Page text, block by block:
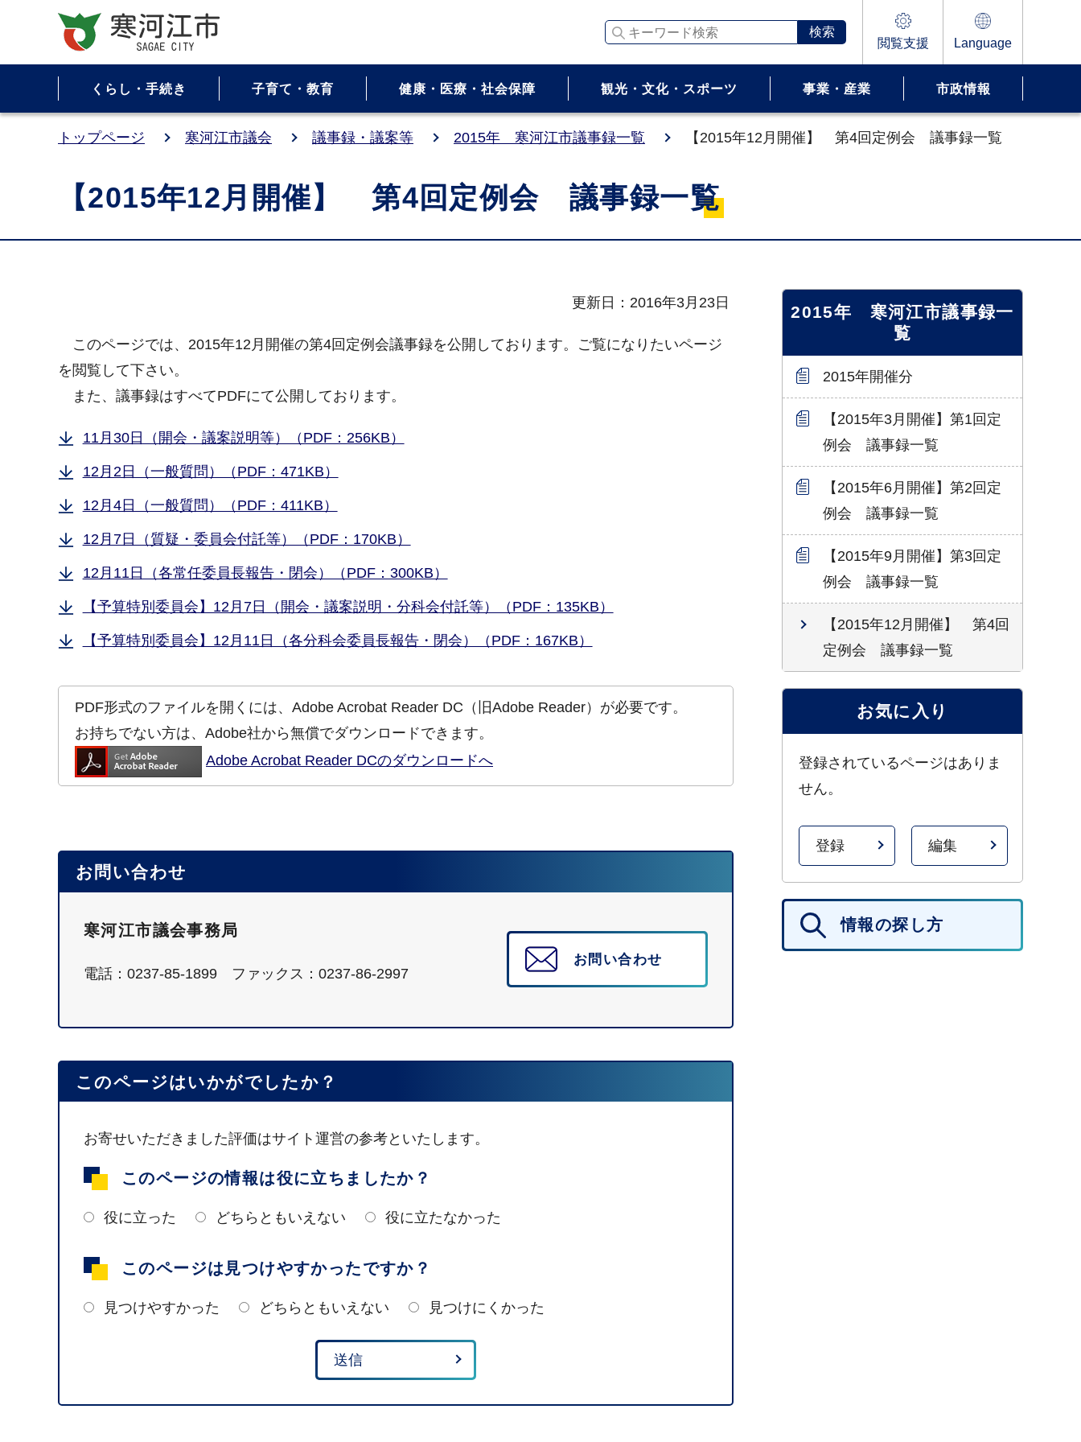
キーワード検索
閲覧支援 Language
くらし・手続き 子育て・教育 健康・医療・社会保障 観光・文化・スポーツ 事業・産業 市政情報
トップページ 寒河江市議会 議事録・議案等 2015年 寒河江市議事録一覧 【2015年12月開催】 第4回定例会 議事録一覧
【2015年12月開催】 第4回定例会 議事録一覧
更新日：2016年3月23日
このページでは、2015年12月開催の第4回定例会議事録を公開しております。ご覧になりたいページ
を閲覧して下さい。
また、議事録はすべてPDFにて公開しております。
11月30日（開会・議案説明等）（PDF：256KB）
12月2日（一般質問）（PDF：471KB）
12月4日（一般質問）（PDF：411KB）
12月7日（質疑・委員会付託等）（PDF：170KB）
12月11日（各常任委員長報告・閉会）（PDF：300KB）
【予算特別委員会】12月7日（開会・議案説明・分科会付託等）（PDF：135KB）
【予算特別委員会】12月11日（各分科会委員長報告・閉会）（PDF：167KB）
PDF形式のファイルを開くには、Adobe Acrobat Reader DC（旧Adobe Reader）が必要です。
お持ちでない方は、Adobe社から無償でダウンロードできます。
Adobe Acrobat Reader DCのダウンロードへ
お問い合わせ
寒河江市議会事務局
電話：0237-85-1899 ファックス：0237-86-2997
お問い合わせ
このページはいかがでしたか？
お寄せいただきました評価はサイト運営の参考といたします。
このページの情報は役に立ちましたか？
役に立った どちらともいえない 役に立たなかった
このページは見つけやすかったですか？
見つけやすかった どちらともいえない 見つけにくかった
2015年 寒河江市議事録一
覧
2015年開催分
【2015年3月開催】第1回定
例会 議事録一覧
【2015年6月開催】第2回定
例会 議事録一覧
【2015年9月開催】第3回定
例会 議事録一覧
【2015年12月開催】 第4回
定例会 議事録一覧
お気に入り
登録されているページはありま
せん。
登録 編集
情報の探し方